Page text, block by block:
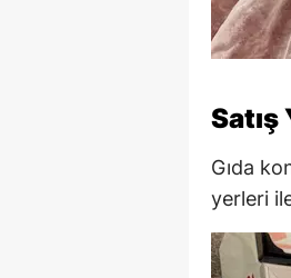
Gıda
yerleri